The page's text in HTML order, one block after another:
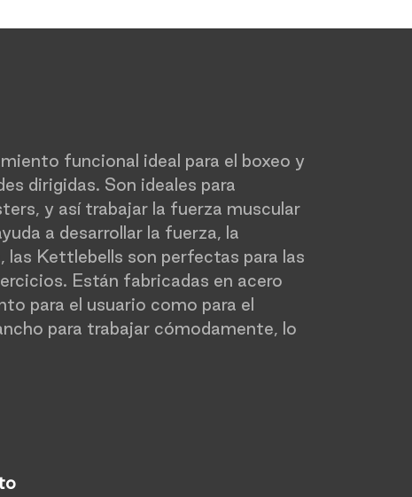
funcional ideal para el boxeo y
dirigidas. Son ideales para
y así trabajar la fuerza muscular
a desarrollar la fuerza, la
las Kettlebells son perfectas para las
Están fabricadas en acero
para el usuario como para el
para trabajar cómodamente, lo